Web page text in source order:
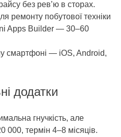
без ревʼю в сторах.
ремонту побутової техніки
Apps Builder — 30–60
смартфоні — iOS, Android,
додатки
гнучкість, але
000, термін 4–8 місяців.